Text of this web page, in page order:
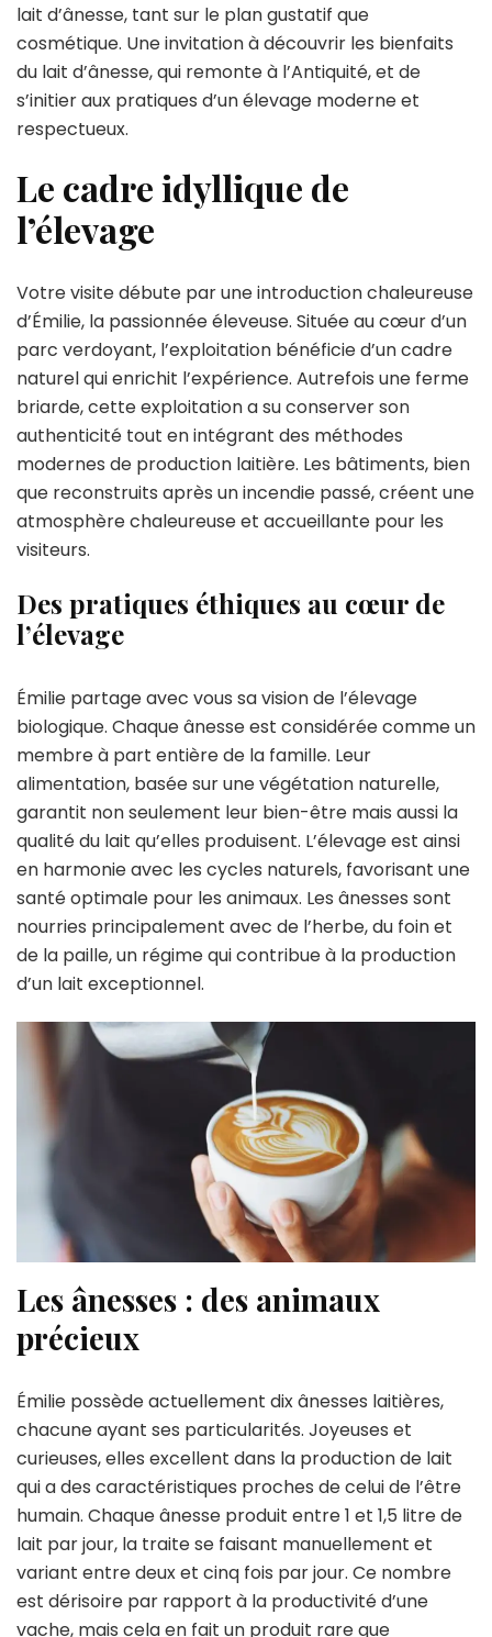
lait d’ânesse, tant sur le plan gustatif que
cosmétique. Une invitation à découvrir les bienfaits
du lait d’ânesse, qui remonte à l’Antiquité, et de
s’initier aux pratiques d’un élevage moderne et
respectueux.
Le cadre idyllique de
l’élevage
Votre visite débute par une introduction chaleureuse
d’Émilie, la passionnée éleveuse. Située au cœur d’un
parc verdoyant, l’exploitation bénéficie d’un cadre
naturel qui enrichit l’expérience. Autrefois une ferme
briarde, cette exploitation a su conserver son
authenticité tout en intégrant des méthodes
modernes de production laitière. Les bâtiments, bien
que reconstruits après un incendie passé, créent une
atmosphère chaleureuse et accueillante pour les
visiteurs.
Des pratiques éthiques au cœur de
l’élevage
Émilie partage avec vous sa vision de l’élevage
biologique. Chaque ânesse est considérée comme un
membre à part entière de la famille. Leur
alimentation, basée sur une végétation naturelle,
garantit non seulement leur bien-être mais aussi la
qualité du lait qu’elles produisent. L’élevage est ainsi
en harmonie avec les cycles naturels, favorisant une
santé optimale pour les animaux. Les ânesses sont
nourries principalement avec de l’herbe, du foin et
de la paille, un régime qui contribue à la production
d’un lait exceptionnel.
Les ânesses : des animaux
précieux
Émilie possède actuellement dix ânesses laitières,
chacune ayant ses particularités. Joyeuses et
curieuses, elles excellent dans la production de lait
qui a des caractéristiques proches de celui de l’être
humain. Chaque ânesse produit entre 1 et 1,5 litre de
lait par jour, la traite se faisant manuellement et
variant entre deux et cinq fois par jour. Ce nombre
est dérisoire par rapport à la productivité d’une
vache, mais cela en fait un produit rare que